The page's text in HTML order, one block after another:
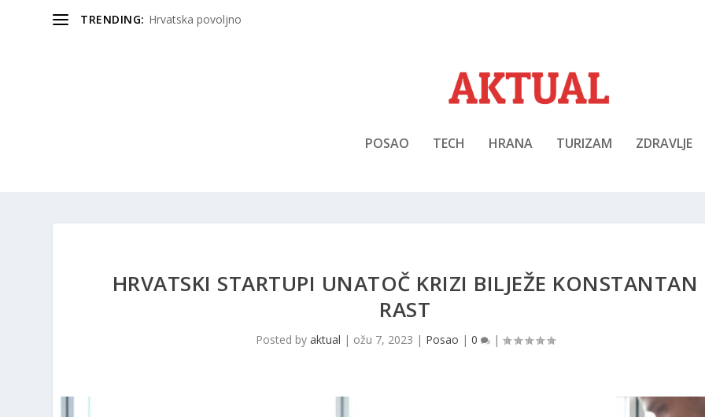
TRENDING: Hrvatska povoljno
POSAO TECH HRANA TURIZAM ZDRAVLJE
HRVATSKI STARTUPI UNATOČ KRIZI BILJEŽE KONSTANTAN
RAST
Posted by aktual | ožu 7, 2023 | Posao | 0 |